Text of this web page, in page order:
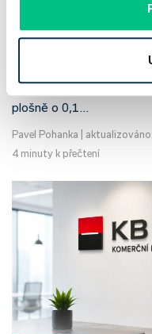
Český hypoteční trh na
sazby zůstávají pod
růstu. UniCredit Bank
plošně o 0,1…
Pavel Pohanka
4 minuty k přečtení